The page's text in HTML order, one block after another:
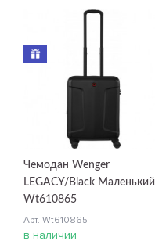
Чемодан Wenger
LEGACY/Black Маленький
Wt610865
Арт. Wt610865
в наличии